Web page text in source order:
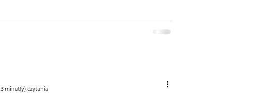
3 minut(y) czytania